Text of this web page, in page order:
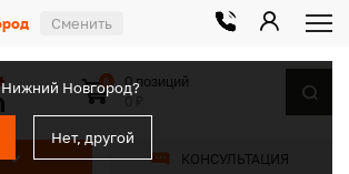
Сменить
Новгород?
Нет, другой
КОНСУЛЬТАЦИЯ
0
0 позиций